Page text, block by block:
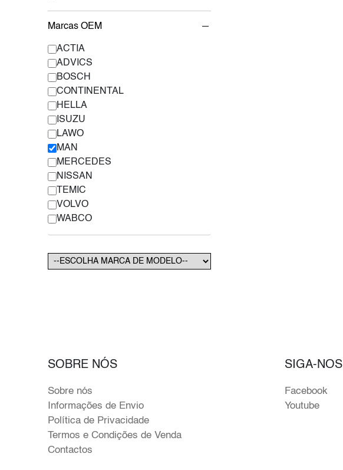
Marcas OEM
ACTIA
ADVICS
BOSCH
CONTINENTAL
HELLA
ISUZU
LAWO
MAN
MERCEDES
NISSAN
TEMIC
VOLVO
WABCO
SOBRE NÓS
Sobre nós
Informações de Envio
Política de Privacidade
Termos e Condições de Venda
Contactos
SIGA-NOS
Facebook
Youtube